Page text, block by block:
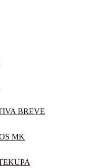
BREVE
MK